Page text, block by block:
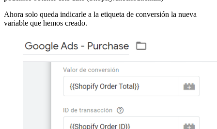
Ahora solo queda indicarle a la etiqueta de conversión la nueva
variable que hemos creado.